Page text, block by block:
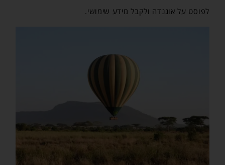
לפוסט על אוגנדה ולקבל מידע שימושי.